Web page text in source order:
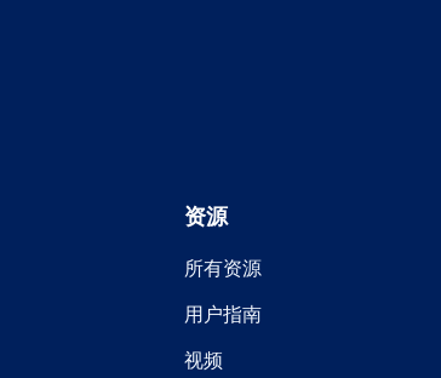
资源
所有资源
用户指南
视频